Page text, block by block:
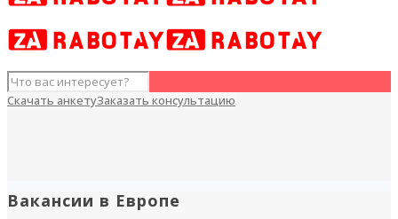
Скачать анкетуЗаказать консультацию
Вакансии в Европе